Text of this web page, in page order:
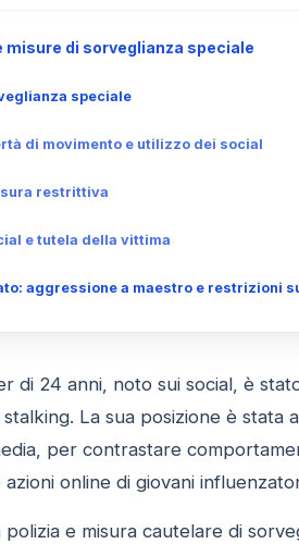
misure di sorveglianza speciale
speciale
di movimento e utilizzo dei social
restrittiva
e tutela della vittima
aggressione a maestro e restrizioni
di 24 anni, noto sui social, è
La sua posizione è
per contrastare
online di giovani
e misura cautelare di